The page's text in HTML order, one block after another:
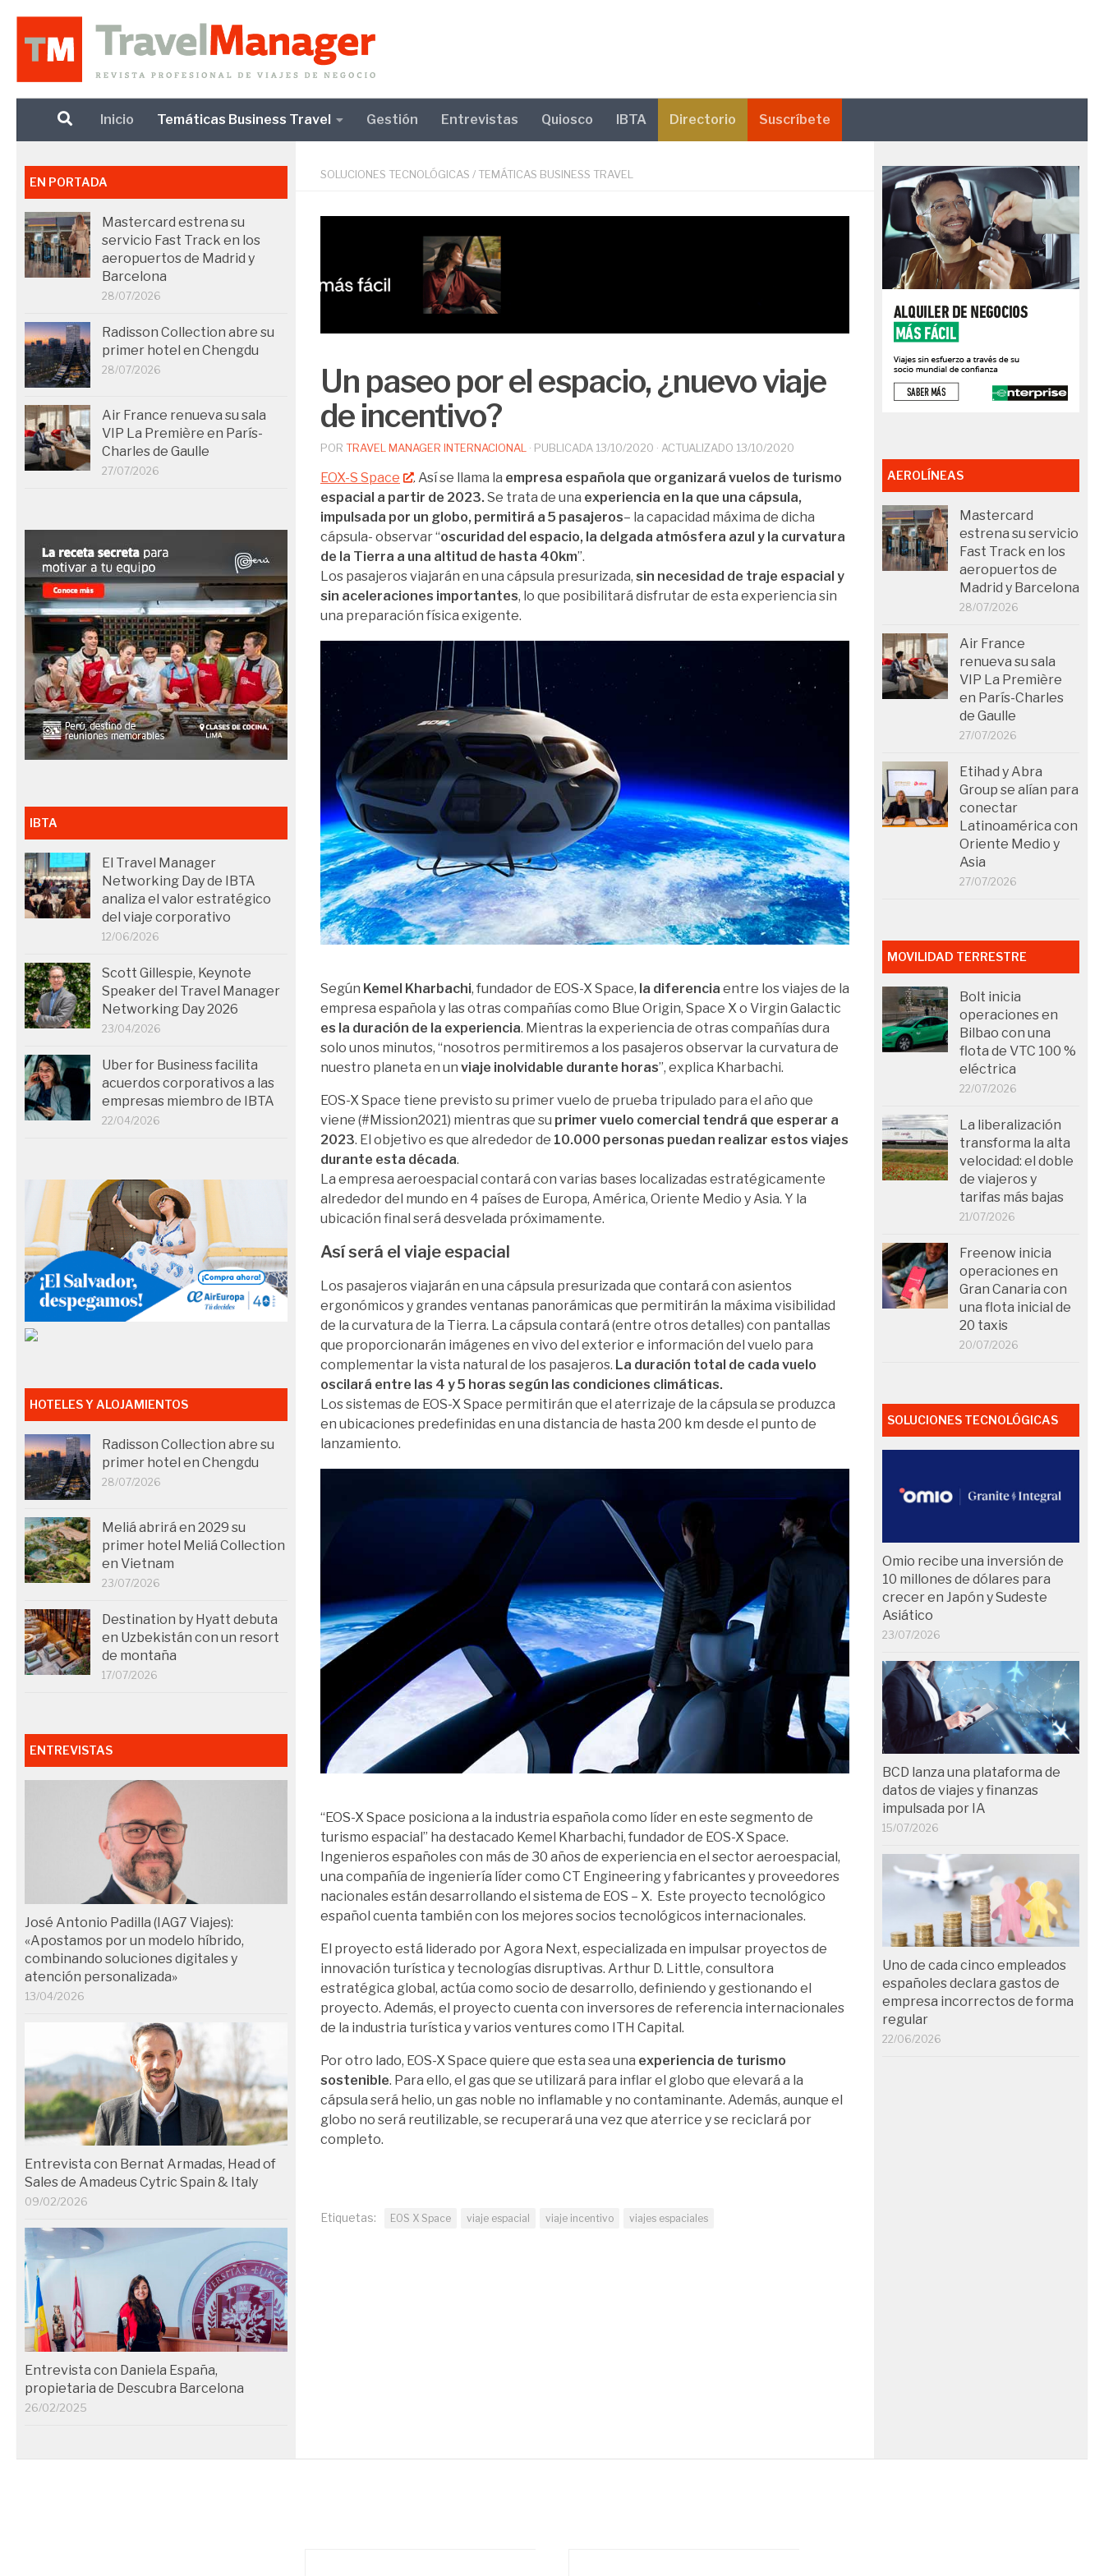
Debajo del contenido
Inicio Temáticas Business Travel Gestión Entrevistas Quiosco IBTA Directorio Suscríbete
SOLUCIONES TECNOLÓGICAS / TEMÁTICAS BUSINESS TRAVEL
Un paseo por el espacio, ¿nuevo viaje
de incentivo?
POR TRAVEL MANAGER INTERNACIONAL · PUBLICADA 13/10/2020 · ACTUALIZADO 13/10/2020
EOX-S Space . Así se llama la empresa española que organizará vuelos de turismo
espacial a partir de 2023. Se trata de una experiencia en la que una cápsula,
impulsada por un globo, permitirá a 5 pasajeros– la capacidad máxima de dicha
cápsula- observar “oscuridad del espacio, la delgada atmósfera azul y la curvatura
de la Tierra a una altitud de hasta 40km”.
Los pasajeros viajarán en una cápsula presurizada, sin necesidad de traje espacial y
sin aceleraciones importantes, lo que posibilitará disfrutar de esta experiencia sin
una preparación física exigente.
Según Kemel Kharbachi, fundador de EOS-X Space, la diferencia entre los viajes de la
empresa española y las otras compañías como Blue Origin, Space X o Virgin Galactic
es la duración de la experiencia. Mientras la experiencia de otras compañías dura
solo unos minutos, “nosotros permitiremos a los pasajeros observar la curvatura de
nuestro planeta en un viaje inolvidable durante horas”, explica Kharbachi.
EOS-X Space tiene previsto su primer vuelo de prueba tripulado para el año que
viene (#Mission2021) mientras que su primer vuelo comercial tendrá que esperar a
2023. El objetivo es que alrededor de 10.000 personas puedan realizar estos viajes
durante esta década.
La empresa aeroespacial contará con varias bases localizadas estratégicamente
alrededor del mundo en 4 países de Europa, América, Oriente Medio y Asia. Y la
ubicación final será desvelada próximamente.
Así será el viaje espacial
Los pasajeros viajarán en una cápsula presurizada que contará con asientos
ergonómicos y grandes ventanas panorámicas que permitirán la máxima visibilidad
de la curvatura de la Tierra. La cápsula contará (entre otros detalles) con pantallas
que proporcionarán imágenes en vivo del exterior e información del vuelo para
complementar la vista natural de los pasajeros. La duración total de cada vuelo
oscilará entre las 4 y 5 horas según las condiciones climáticas.
Los sistemas de EOS-X Space permitirán que el aterrizaje de la cápsula se produzca
en ubicaciones predefinidas en una distancia de hasta 200 km desde el punto de
lanzamiento.
“EOS-X Space posiciona a la industria española como líder en este segmento de
turismo espacial” ha destacado Kemel Kharbachi, fundador de EOS-X Space.
Ingenieros españoles con más de 30 años de experiencia en el sector aeroespacial,
una compañía de ingeniería líder como CT Engineering y fabricantes y proveedores
nacionales están desarrollando el sistema de EOS – X. Este proyecto tecnológico
español cuenta también con los mejores socios tecnológicos internacionales.
El proyecto está liderado por Agora Next, especializada en impulsar proyectos de
innovación turística y tecnologías disruptivas. Arthur D. Little, consultora
estratégica global, actúa como socio de desarrollo, definiendo y gestionando el
proyecto. Además, el proyecto cuenta con inversores de referencia internacionales
de la industria turística y varios ventures como ITH Capital.
Por otro lado, EOS-X Space quiere que esta sea una experiencia de turismo
sostenible. Para ello, el gas que se utilizará para inflar el globo que elevará a la
cápsula será helio, un gas noble no inflamable y no contaminante. Además, aunque el
globo no será reutilizable, se recuperará una vez que aterrice y se reciclará por
completo.
Etiquetas: EOS X Space viaje espacial viaje incentivo viajes espaciales
EN PORTADA
Mastercard estrena su
servicio Fast Track en los
aeropuertos de Madrid y
Barcelona
28/07/2026
Radisson Collection abre su
primer hotel en Chengdu
28/07/2026
Air France renueva su sala
VIP La Première en París-
Charles de Gaulle
27/07/2026
IBTA
El Travel Manager
Networking Day de IBTA
analiza el valor estratégico
del viaje corporativo
12/06/2026
Scott Gillespie, Keynote
Speaker del Travel Manager
Networking Day 2026
23/04/2026
Uber for Business facilita
acuerdos corporativos a las
empresas miembro de IBTA
22/04/2026
HOTELES Y ALOJAMIENTOS
Radisson Collection abre su
primer hotel en Chengdu
28/07/2026
Meliá abrirá en 2029 su
primer hotel Meliá Collection
en Vietnam
23/07/2026
Destination by Hyatt debuta
en Uzbekistán con un resort
de montaña
17/07/2026
ENTREVISTAS
José Antonio Padilla (IAG7 Viajes):
«Apostamos por un modelo híbrido,
combinando soluciones digitales y
atención personalizada»
13/04/2026
Entrevista con Bernat Armadas, Head of
Sales de Amadeus Cytric Spain & Italy
09/02/2026
Entrevista con Daniela España,
propietaria de Descubra Barcelona
26/02/2025
AEROLÍNEAS
Mastercard
estrena su servicio
Fast Track en los
aeropuertos de
Madrid y Barcelona
28/07/2026
Air France
renueva su sala
VIP La Première
en París-Charles
de Gaulle
27/07/2026
Etihad y Abra
Group se alían para
conectar
Latinoamérica con
Oriente Medio y
Asia
27/07/2026
MOVILIDAD TERRESTRE
Bolt inicia
operaciones en
Bilbao con una
flota de VTC 100 %
eléctrica
22/07/2026
La liberalización
transforma la alta
velocidad: el doble
de viajeros y
tarifas más bajas
21/07/2026
Freenow inicia
operaciones en
Gran Canaria con
una flota inicial de
20 taxis
20/07/2026
SOLUCIONES TECNOLÓGICAS
Omio recibe una inversión de
10 millones de dólares para
crecer en Japón y Sudeste
Asiático
23/07/2026
BCD lanza una plataforma de
datos de viajes y finanzas
impulsada por IA
15/07/2026
Uno de cada cinco empleados
españoles declara gastos de
empresa incorrectos de forma
regular
22/06/2026